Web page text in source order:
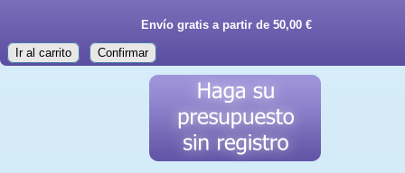
Envío gratis a partir de 50,00 €
Ir al carrito Confirmar